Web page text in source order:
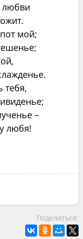
любви
мой;
тебя,
–
любя!
Поделиться: